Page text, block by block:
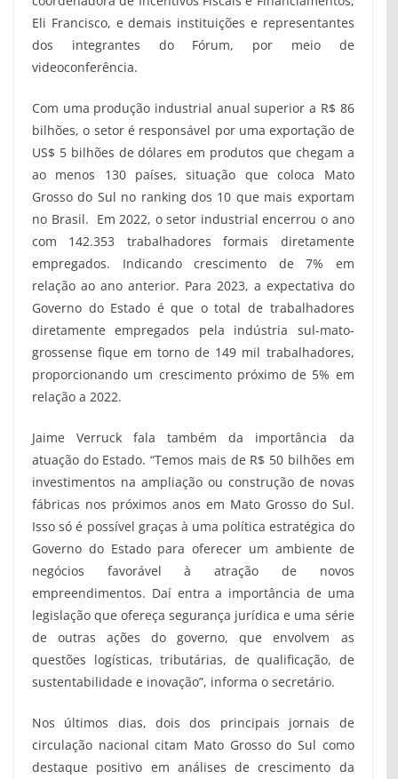
Eli Francisco, e demais instituições e representantes
dos integrantes do Fórum, por meio de
videoconferência.
Com uma produção industrial anual superior a R$ 86
bilhões, o setor é responsável por uma exportação de
US$ 5 bilhões de dólares em produtos que chegam a
ao menos 130 países, situação que coloca Mato
Grosso do Sul no ranking dos 10 que mais exportam
no Brasil. Em 2022, o setor industrial encerrou o ano
com 142.353 trabalhadores formais diretamente
empregados. Indicando crescimento de 7% em
relação ao ano anterior. Para 2023, a expectativa do
Governo do Estado é que o total de trabalhadores
diretamente empregados pela indústria sul-mato-
grossense ﬁque em torno de 149 mil trabalhadores,
proporcionando um crescimento próximo de 5% em
relação a 2022.
Jaime Verruck fala também da importância da
atuação do Estado. “Temos mais de R$ 50 bilhões em
investimentos na ampliação ou construção de novas
fábricas nos próximos anos em Mato Grosso do Sul.
Isso só é possível graças à uma política estratégica do
Governo do Estado para oferecer um ambiente de
negócios favorável à atração de novos
empreendimentos. Daí entra a importância de uma
legislação que ofereça segurança jurídica e uma série
de outras ações do governo, que envolvem as
questões logísticas, tributárias, de qualificação, de
sustentabilidade e inovação”, informa o secretário.
Nos últimos dias, dois dos principais jornais de
circulação nacional citam Mato Grosso do Sul como
destaque positivo em análises de crescimento da